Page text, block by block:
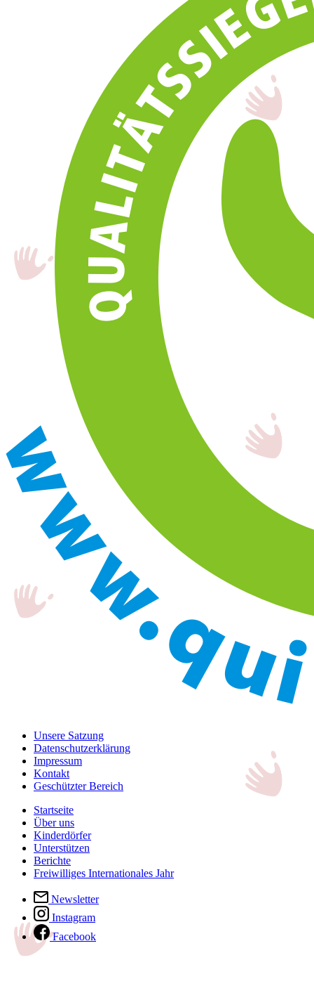
Unsere Satzung
Datenschutzerklärung
Impressum
Kontakt
Geschützter Bereich
Startseite
Über uns
Kinderdörfer
Unterstützen
Berichte
Freiwilliges Internationales Jahr
Newsletter
Instagram
Facebook